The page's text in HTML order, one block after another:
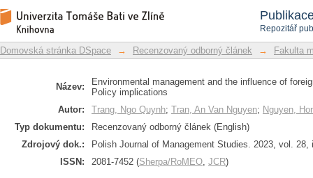
Repozitář
Environmental management and
Southeast Asia: Policy implications
Repozitář DSpace/Manakin
Domovská stránka DSpace → Recenzovaný odborný článek → Fakulta
Název:
Environmental management and the influence of
Policy implications
Autor:
Trang, Ngo Quynh; Tran, An Van Nguyen; Nguyen,
Typ dokumentu:
Recenzovaný odborný článek (English)
Zdrojový dok.:
Polish Journal of Management Studies. 2023, vol. 28,
ISSN:
2081-7452 (Sherpa/RoMEO, JCR)